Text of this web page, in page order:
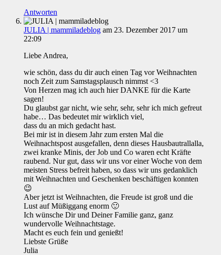
Antworten
JULIA | mammiladeblog am 23. Dezember 2017 um
22:09
Liebe Andrea,
wie schön, dass du dir auch einen Tag vor Weihnachten
noch Zeit zum Samstagsplausch nimmst <3
Von Herzen mag ich auch hier DANKE für die Karte
sagen!
Du glaubst gar nicht, wie sehr, sehr, sehr ich mich gefreut
habe… Das bedeutet mir wirklich viel,
dass du an mich gedacht hast.
Bei mir ist in diesem Jahr zum ersten Mal die
Weihnachtspost ausgefallen, denn dieses Hausbautrallalla,
zwei kranke Minis, der Job und Co waren echt Kräfte
raubend. Nur gut, dass wir uns vor einer Woche von dem
meisten Stress befreit haben, so dass wir uns gedanklich
mit Weihnachten und Geschenken beschäftigen konnten
😉
Aber jetzt ist Weihnachten, die Freude ist groß und die
Lust auf Müßiggang enorm 🙂
Ich wünsche Dir und Deiner Familie ganz, ganz
wundervolle Weihnachtstage.
Macht es euch fein und genießt!
Liebste Grüße
Julia